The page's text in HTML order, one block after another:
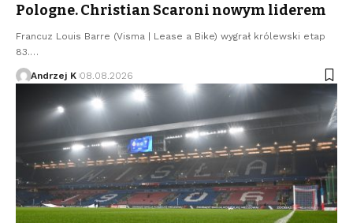
Pologne. Christian Scaroni nowym liderem
Francuz Louis Barre (Visma | Lease a Bike) wygrał królewski etap
83.…
Andrzej K 08.08.2026